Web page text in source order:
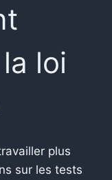
loi
plus
sur les tests